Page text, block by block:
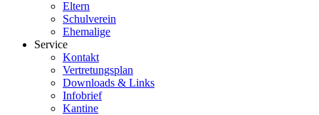
Eltern
Schulverein
Ehemalige
Service
Kontakt
Vertretungsplan
Downloads & Links
Infobrief
Kantine